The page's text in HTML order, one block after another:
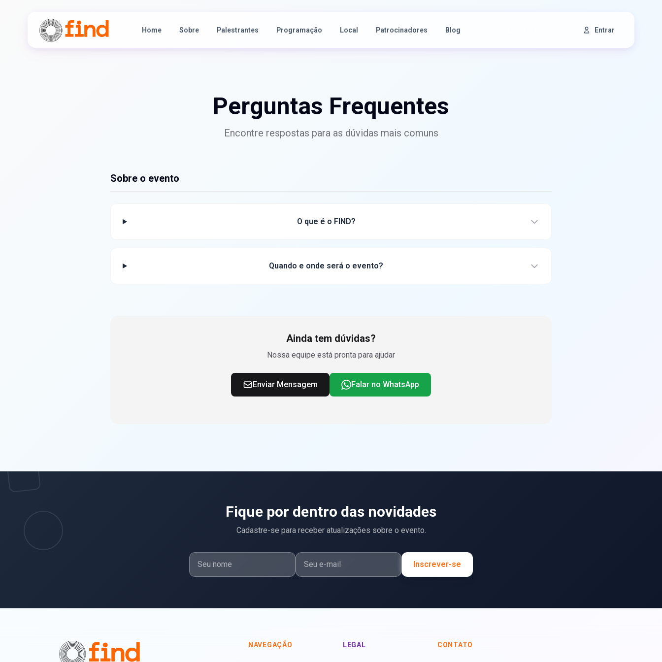
Home Sobre Palestrantes Programação Local Patrocinadores Blog Entrar
Perguntas Frequentes
Encontre respostas para as dúvidas mais comuns
Sobre o evento
O que é o FIND?
Quando e onde será o evento?
Ainda tem dúvidas?
Nossa equipe está pronta para ajudar
Enviar Mensagem Falar no WhatsApp
Fique por dentro das novidades
Cadastre-se para receber atualizações sobre o evento.
Inscrever-se
NAVEGAÇÃO LEGAL CONTATO